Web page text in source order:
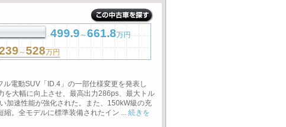
499.9～661.8万円
～528万円
電動SUV「ID.4」の一部仕様変更を発表し
を大幅に向上させ、最高出力286ps、最大トル
加速性能が強化された。また、150kW級の充
。全モデルに標準装備されたイン ... 続きを